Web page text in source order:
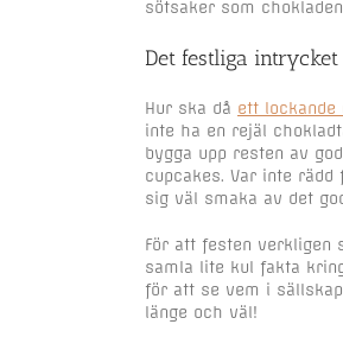
sötsaker som
Det festliga intrycket
Hur ska då ett lockande
inte ha en rejäl
bygga upp resten av
cupcakes. Var inte
sig väl smaka av det
För att festen verkligen
samla lite kul fakta
för att se vem i
länge och väl!